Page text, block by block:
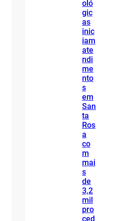
oló
gic
as
inic
iam
ate
ndi
me
nto
s
em
San
ta
Ros
a
co
m
mai
s
de
3,2
mil
pro
ced